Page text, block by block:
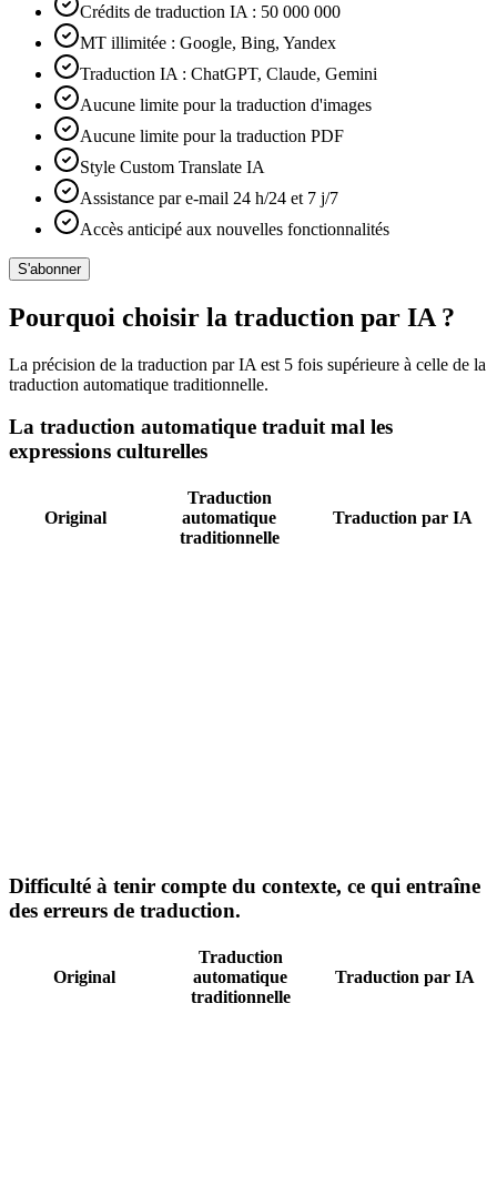
Crédits de traduction IA : 50 000 000
MT illimitée : Google, Bing, Yandex
Traduction IA : ChatGPT, Claude, Gemini
Aucune limite pour la traduction d'images
Aucune limite pour la traduction PDF
Style Custom Translate IA
Assistance par e-mail 24 h/24 et 7 j/7
Accès anticipé aux nouvelles fonctionnalités
S'abonner
Pourquoi choisir la traduction par IA ?
La précision de la traduction par IA est 5 fois supérieure à celle de la
traduction automatique traditionnelle.
La traduction automatique traduit mal les
expressions culturelles
Original
Traduction
automatique
traditionnelle
Traduction par IA
Difficulté à tenir compte du contexte, ce qui entraîne
des erreurs de traduction.
Original
Traduction
automatique
traditionnelle
Traduction par IA